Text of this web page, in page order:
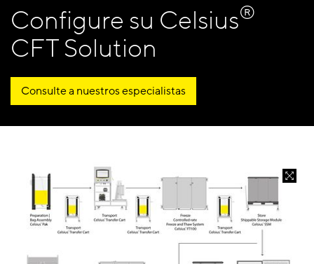
Configure su Celsius®
CFT Solution
Consulte a nuestros especialistas